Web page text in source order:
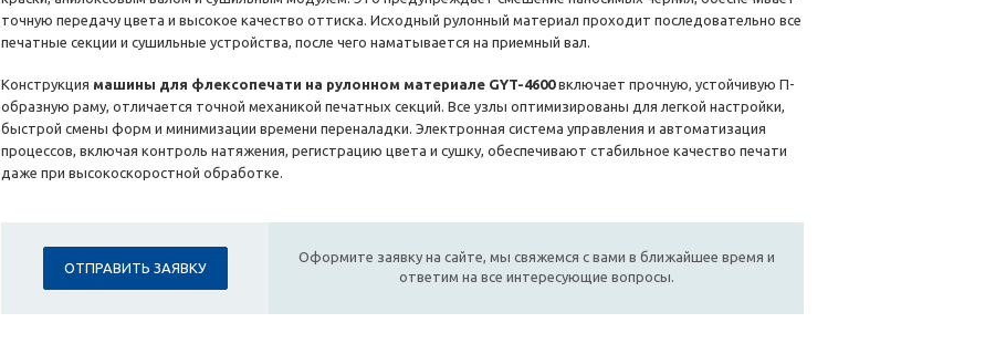
точную передачу цвета и высокое качество оттиска. Исходный рулонный материал проходит последовательно все
печатные секции и сушильные устройства, после чего наматывается на приемный вал.
Конструкция машины для флексопечати на рулонном материале GYT-4600включает прочную, устойчивую П-
образную раму, отличается точной механикой печатных секций. Все узлы оптимизированы для легкой настройки,
быстрой смены форм и минимизации времени переналадки. Электронная система управления и автоматизация
процессов, включая контроль натяжения, регистрацию цвета и сушку, обеспечивают стабильное качество печати
даже при высокоскоростной обработке.
ОТПРАВИТЬ ЗАЯВКУ
Оформите заявку на сайте, мы свяжемся с вами в ближайшее время и
ответим на все интересующие вопросы.